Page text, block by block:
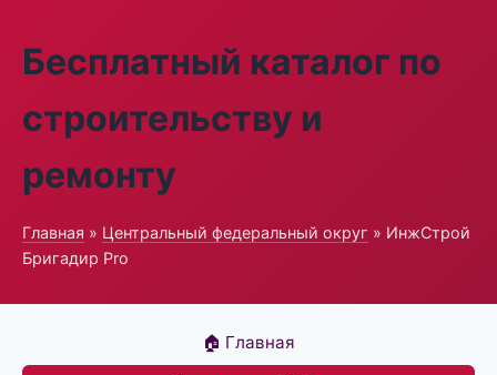
Бесплатный каталог по
строительству и
ремонту
Главная » Центральный федеральный округ » ИнжСтрой
Бригадир Pro
🏠 Главная